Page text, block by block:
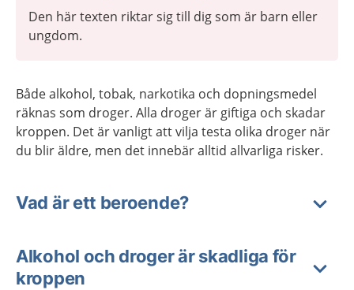
Den här texten riktar sig till dig som är barn eller
ungdom.
Både alkohol, tobak, narkotika och dopningsmedel
räknas som droger. Alla droger är giftiga och skadar
kroppen. Det är vanligt att vilja testa olika droger när
du blir äldre, men det innebär alltid allvarliga risker.
Vad är ett beroende?
Alkohol och droger är skadliga för
kroppen